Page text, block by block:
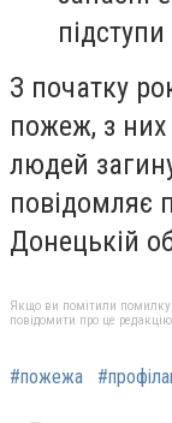
З початку
пожеж, з них
людей
повідомляє
Донецькій
Якщо ви помітили помилку,
повідомити про це редакцію
#пожежа